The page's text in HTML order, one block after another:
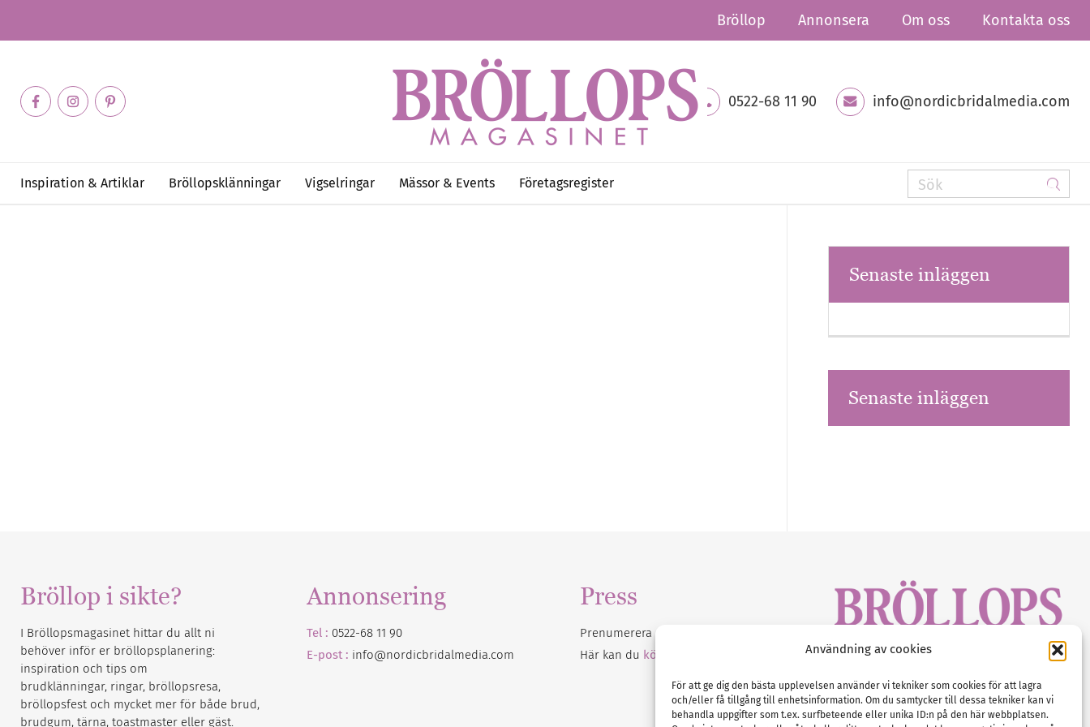
Användning av cookies
För att ge dig den bästa upplevelsen använder vi tekniker som cookies för att lagra
och/eller få tillgång till enhetsinformation. Om du samtycker till dessa tekniker kan vi
behandla uppgifter som t.ex. surfbeteende eller unika ID:n på den här webbplatsen.
Bröllop Annonsera Om oss Kontakta oss
0522-68 11 90 info@nordicbridalmedia.com
Inspiration & Artiklar Bröllopsklänningar Vigselringar Mässor & Events Företagsregister
Senaste inläggen
Senaste inläggen
Bröllop i sikte?
I Bröllopsmagasinet hittar du allt ni
behöver inför er bröllopsplanering:
inspiration och tips om
brudklänningar, ringar, bröllopsresa,
bröllopsfest och mycket mer för både brud,
brudgum, tärna, toastmaster eller gäst.
Annonsering
Tel : 0522-68 11 90
E-post : info@nordicbridalmedia.com
Press
Prenumerera på vårt
Här kan du köpa Bröllopsmagasinet
Tel :0522-68 11 90
E-post:info@nordicbridalmedia.com